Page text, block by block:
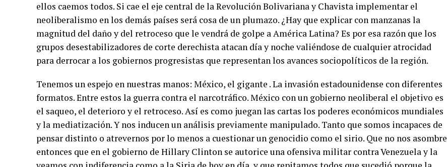
ellos caemos todos. Si cae el eje central de la Revolución Bolivariana y Chavista implementar el
neoliberalismo en los demás países será cosa de un plumazo. ¿Hay que explicar con manzanas la
magnitud del daño y del retroceso que le vendrá de golpe a América Latina? Es por esa razón que los
grupos desestabilizadores de corte derechista atacan día y noche valiéndose de cualquier atrocidad
para derrocar a los gobiernos progresistas que representan los avances sociopolíticos de la región.
Tenemos un espejo en nuestras manos: México, el gigante . La invasión estadounidense con diferentes
formatos. Entre estos la guerra contra el narcotráfico. México con un gobierno neoliberal el objetivo es
el saqueo, el deterioro y el retroceso. Así es como juegan las cartas los poderes económicos mundiales
y la mediatización. Y nos inducen un análisis previamente manipulado. Tanto que somos incapaces de
pensar distinto o atrevernos por lo menos a cuestionar un genocidio como el sirio. Que no nos asombre
entonces que en el gobierno de Hillary Clinton se autorice una ofensiva militar contra Venezuela y la